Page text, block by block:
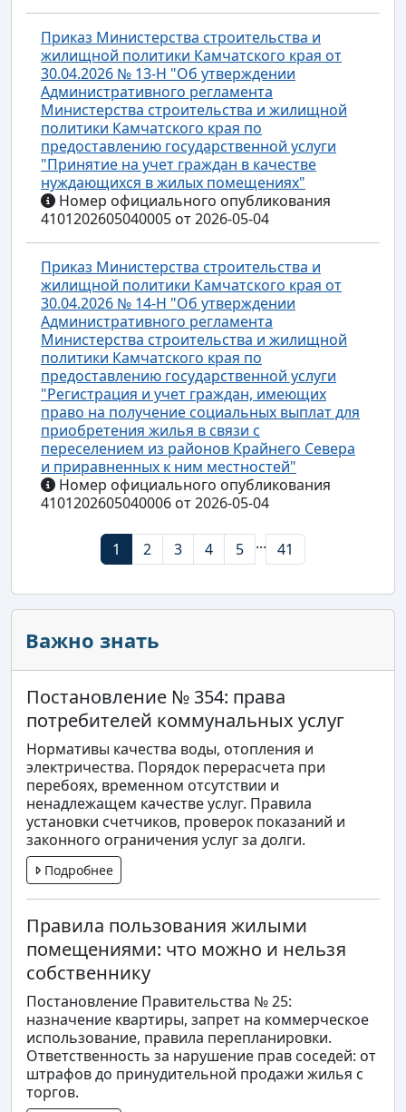
Приказ Министерства строительства и
жилищной политики Камчатского края от
30.04.2026 № 13-Н "Об утверждении
Административного регламента
Министерства строительства и жилищной
политики Камчатского края по
предоставлению государственной услуги
"Принятие на учет граждан в качестве
нуждающихся в жилых помещениях"
Номер официального опубликования
4101202605040005 от 2026-05-04
Приказ Министерства строительства и
жилищной политики Камчатского края от
30.04.2026 № 14-Н "Об утверждении
Административного регламента
Министерства строительства и жилищной
политики Камчатского края по
предоставлению государственной услуги
"Регистрация и учет граждан, имеющих
право на получение социальных выплат для
приобретения жилья в связи с
переселением из районов Крайнего Севера
и приравненных к ним местностей"
Номер официального опубликования
4101202605040006 от 2026-05-04
1 2 3 4 5 ... 41
Важно знать
Постановление № 354: права
потребителей коммунальных услуг
Нормативы качества воды, отопления и
электричества. Порядок перерасчета при
перебоях, временном отсутствии и
ненадлежащем качестве услуг. Правила
установки счетчиков, проверок показаний и
законного ограничения услуг за долги.
Подробнее
Правила пользования жилыми
помещениями: что можно и нельзя
собственнику
Постановление Правительства № 25:
назначение квартиры, запрет на коммерческое
использование, правила перепланировки.
Ответственность за нарушение прав соседей: от
штрафов до принудительной продажи жилья с
торгов.